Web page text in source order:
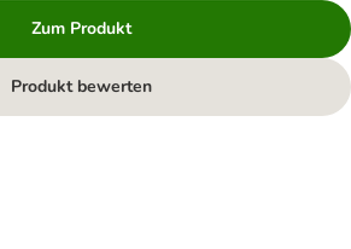
Zum Produkt
Produkt bewerten